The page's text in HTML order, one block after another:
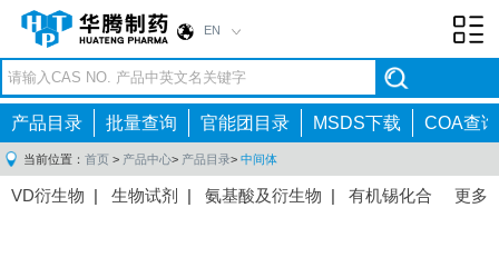
EN
产品目录 批量查询 官能团目录 MSDS下载 COA查询
当前位置： 首页 > 产品中心> 产品目录> 中间体
更多
VD衍生物 | 生物试剂 | 氨基酸及衍生物 | 有机锡化合